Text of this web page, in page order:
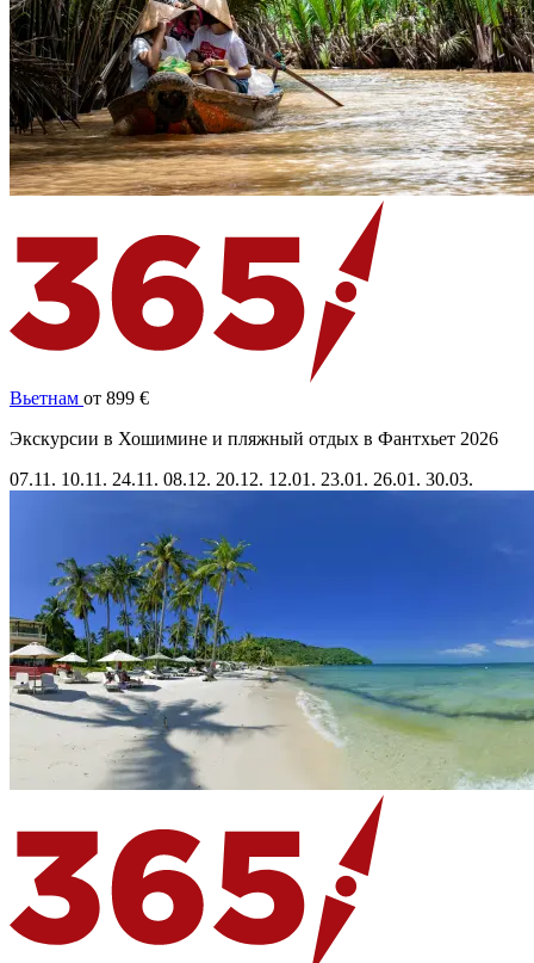
Вьетнам от 899 €
Экскурсии в Хошимине и пляжный отдых в Фантхьет 2026
07.11. 10.11. 24.11. 08.12. 20.12. 12.01. 23.01. 26.01. 30.03.